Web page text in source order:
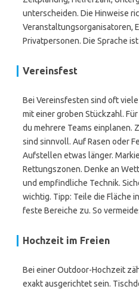
unterscheiden. Die Hinweise
Veranstaltungsorganisatoren,
Privatpersonen. Die Sprache
Vereinsfest
Bei Vereinsfesten sind oft
mit einer groben Stückzahl.
du mehrere Teams einplanen.
sind sinnvoll. Auf Rasen oder
Aufstellen etwas länger.
Rettungszonen. Denke an
und empfindliche Technik.
wichtig. Tipp: Teile die Fläche
feste Bereiche zu. So
Hochzeit im Freien
Bei einer Outdoor-Hochzeit
exakt ausgerichtet sein.